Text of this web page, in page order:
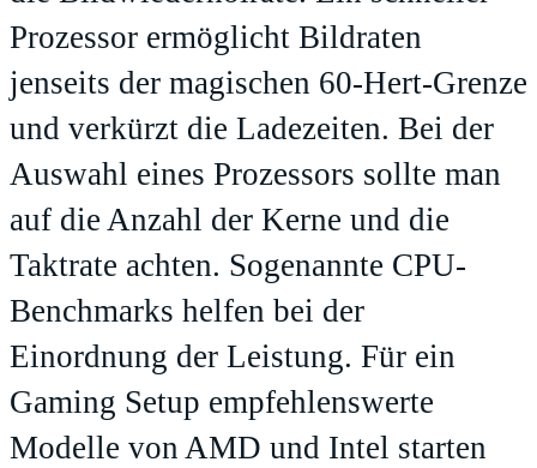
Prozessor ermöglicht Bildraten
jenseits der magischen 60-Hert-Grenze
und verkürzt die Ladezeiten. Bei der
Auswahl eines Prozessors sollte man
auf die Anzahl der Kerne und die
Taktrate achten. Sogenannte CPU-
Benchmarks helfen bei der
Einordnung der Leistung. Für ein
Gaming Setup empfehlenswerte
Modelle von AMD und Intel starten